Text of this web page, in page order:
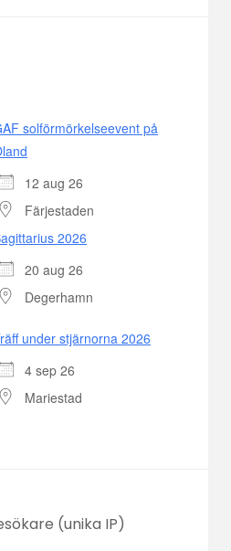
solförmörkelseevent på
12 aug 26
Färjestaden
2026
20 aug 26
Degerhamn
under stjärnorna 2026
4 sep 26
Mariestad
(unika IP)